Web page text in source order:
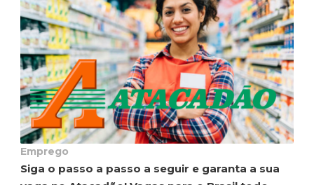
Emprego
Siga o passo a passo a seguir e garanta a sua